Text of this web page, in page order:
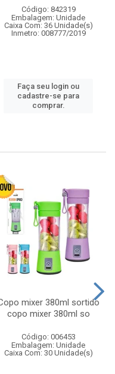
Código: 842319
Embalagem: Unidade
Caixa Com: 36 Unidade(s)
Inmetro: 008777/2019
Faça seu login ou
cadastre-se para
comprar.
mixer 380ml sortido
copo mixer 380ml so
Código: 006453
Embalagem: Unidade
Caixa Com: 30 Unidade(s)